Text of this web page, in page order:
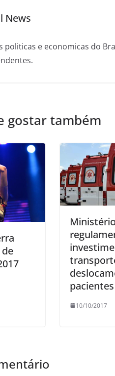
News
politicas e economicas do
gostar também
pacientes
10/10/2017